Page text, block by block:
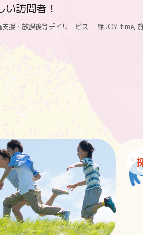
い訪問者！
支援・放課後等デイサービス 縁JOY time,